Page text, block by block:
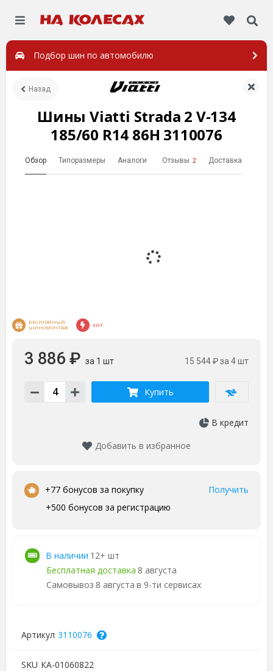
Подбор шин по автомобилю
Назад
Шины Viatti Strada 2 V-134
185/60 R14 86H 3110076
Обзор Типоразмеры Аналоги Отзывы 2 Доставка
БЕСПЛАТНЫЙ
ШИНОМОНТАЖ
ХИТ
3 886 ₽ за 1 шт 15 544 ₽за 4 шт
Купить
В кредит
Добавить в избранное
+77 бонусов за покупку
Получить
+500 бонусов за регистрацию
В наличии 12+ шт
Бесплатная доставка 8 августа
Самовывоз 8 августа в 9-ти сервисах
Артикул 3110076
SKU КА-01060822